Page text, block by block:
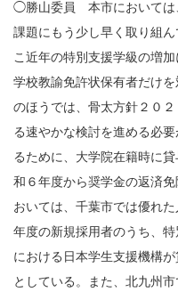
◯勝山委員 本市においては
課題にもう少し早く取り組
こ近年の特別支援学級の増
学校教諭免許状保有者だけ
のほうでは、骨太方針２０
る速やかな検討を進める必
るために、大学院在籍時に
和６年度から奨学金の返済
おいては、千葉市では優れ
年度の新規採用者のうち、
における日本学生支援機構
としている。また、北九州